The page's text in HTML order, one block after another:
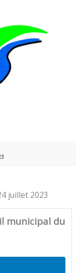
juillet 2023
municipal du